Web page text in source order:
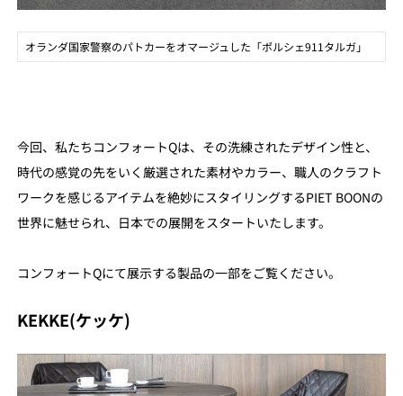
オランダ国家警察のパトカーをオマージュした「ポルシェ911タルガ」
今回、私たちコンフォートQは、その洗練されたデザイン性と、
時代の感覚の先をいく厳選された素材やカラー、職人のクラフト
ワークを感じるアイテムを絶妙にスタイリングするPIET BOONの
世界に魅せられ、日本での展開をスタートいたします。
コンフォートQにて展示する製品の一部をご覧ください。
KEKKE(ケッケ)